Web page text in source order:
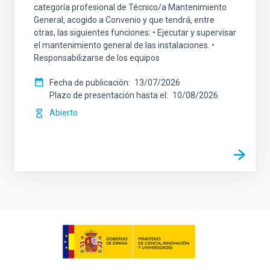
categoría profesional de Técnico/a Mantenimiento
General, acogido a Convenio y que tendrá, entre
otras, las siguientes funciones: • Ejecutar y supervisar
el mantenimiento general de las instalaciones. •
Responsabilizarse de los equipos
Fecha de publicación
13/07/2026
Plazo de presentación hasta el
10/08/2026
Abierto